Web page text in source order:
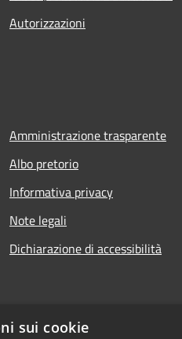
Autorizzazioni
Amministrazione trasparente
Albo pretorio
Informativa privacy
Note legali
Dichiarazione di accessibilità
sui cookie